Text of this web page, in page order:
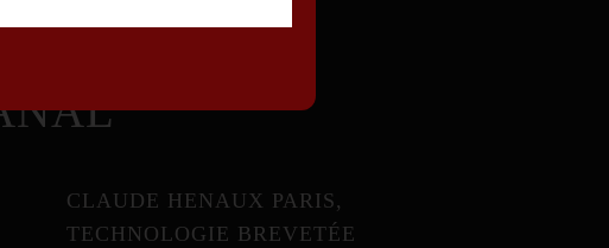
CLAUDE HENAUX PARIS,
TECHNOLOGIE BREVETÉE